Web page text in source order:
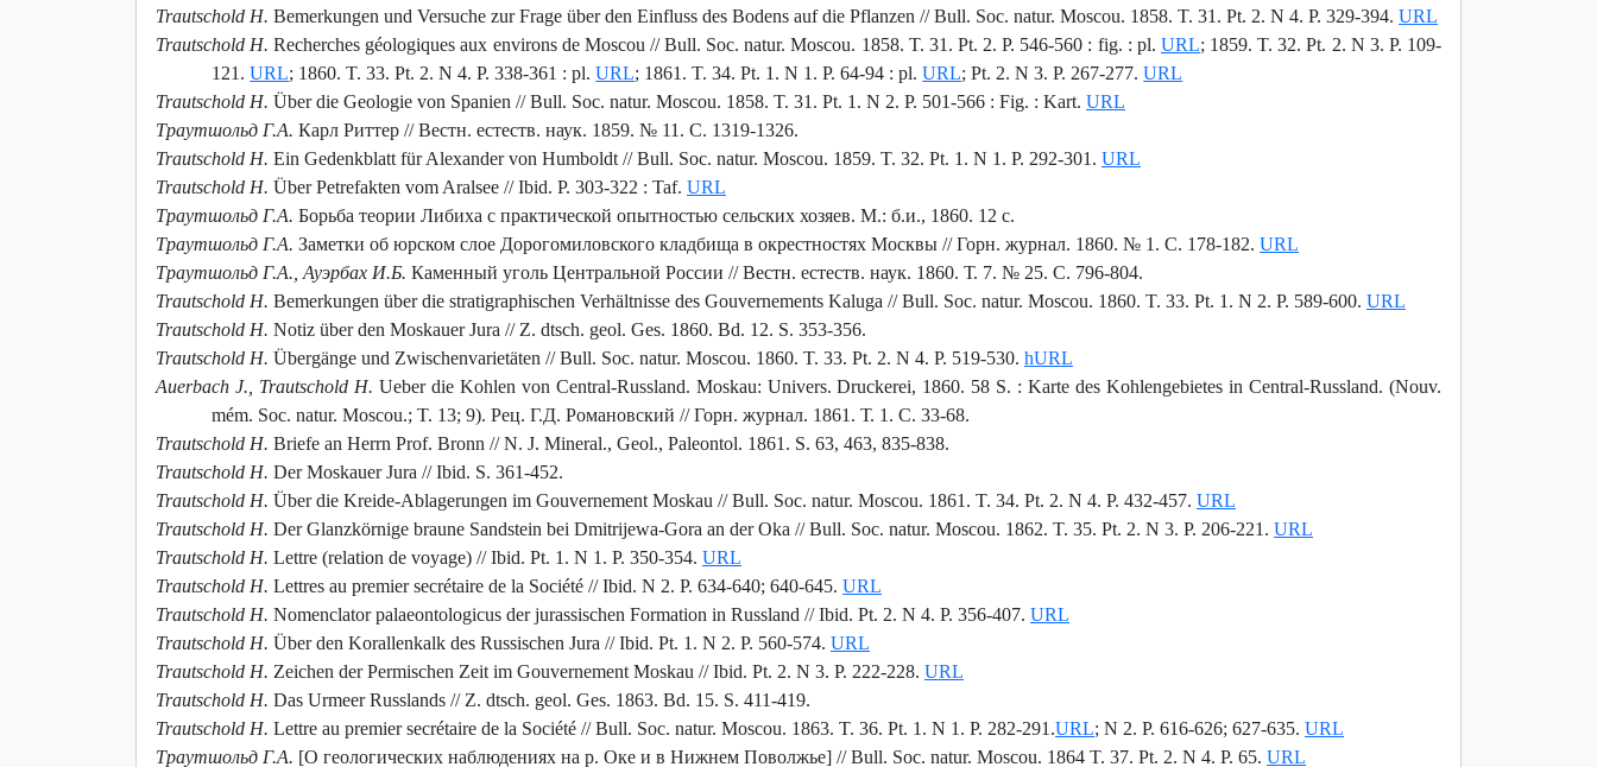
Trautschold H. Bemerkungen und Versuche zur Frage über den Einfluss des Bodens auf die Pflanzen // Bull. Soc. natur. Moscou. 1858. T. 31. Pt. 2. N 4. P. 329-394. URL
Trautschold H. Recherches géologiques aux environs de Moscou // Bull. Soc. natur. Moscou. 1858. T. 31. Pt. 2. P. 546-560 : fig. : pl. URL; 1859. T. 32. Pt. 2. N 3. P. 109-
121.URL; 1860. T. 33. Pt. 2. N 4. P. 338-361 : pl.URL; 1861. T. 34. Pt. 1. N 1. P. 64-94 : pl.URL; Pt. 2. N 3. P. 267-277.URL
Trautschold H. Über die Geologie von Spanien // Bull. Soc. natur. Moscou. 1858. T. 31. Pt. 1. N 2. P. 501-566 : Fig. : Kart. URL
Траутшольд Г.А. Карл Риттер // Вестн. естеств. наук. 1859. № 11. С. 1319-1326.
Trautschold H. Ein Gedenkblatt für Alexander von Humboldt // Bull. Soc. natur. Moscou. 1859. T. 32. Pt. 1. N 1. P. 292-301. URL
Trautschold H. Über Petrefakten vom Aralsee // Ibid. P. 303-322 : Taf. URL
Траутшольд Г.А. Борьба теории Либиха с практической опытностью сельских хозяев. М.: б.и., 1860. 12 с.
Траутшольд Г.А. Заметки об юрском слое Дорогомиловского кладбища в окрестностях Москвы // Горн. журнал. 1860. № 1. С. 178-182. URL
Траутшольд Г.А., Ауэрбах И.Б. Каменный уголь Центральной России // Вестн. естеств. наук. 1860. Т. 7. № 25. С. 796-804.
Trautschold H. Bemerkungen über die stratigraphischen Verhältnisse des Gouvernements Kaluga // Bull. Soc. natur. Moscou. 1860. T. 33. Pt. 1. N 2. P. 589-600. URL
Trautschold H. Notiz über den Moskauer Jura // Z. dtsch. geol. Ges. 1860. Bd. 12. S. 353-356.
Trautschold H. Übergänge und Zwischenvarietäten // Bull. Soc. natur. Moscou. 1860. T. 33. Pt. 2. N 4. P. 519-530. hURL
Auerbach J., Trautschold H. Ueber die Kohlen von Central-Russland. Moskau: Univers. Druckerei, 1860. 58 S. : Karte des Kohlengebietes in Central-Russland. (Nouv.
mém. Soc. natur. Moscou.; T. 13; 9). Рец. Г.Д. Романовский // Горн. журнал. 1861. Т. 1. С. 33-68.
Trautschold H. Briefe an Herrn Prof. Bronn // N. J. Mineral., Geol., Paleontol. 1861. S. 63, 463, 835-838.
Trautschold H. Der Moskauer Jura // Ibid. S. 361-452.
Trautschold H. Über die Kreide-Ablagerungen im Gouvernement Moskau // Bull. Soc. natur. Moscou. 1861. T. 34. Pt. 2. N 4. P. 432-457. URL
Trautschold H. Der Glanzkörnige braune Sandstein bei Dmitrijewa-Gora an der Oka // Bull. Soc. natur. Moscou. 1862. T. 35. Pt. 2. N 3. P. 206-221. URL
Trautschold H. Lettre (relation de voyage) // Ibid. Pt. 1. N 1. P. 350-354. URL
Trautschold H. Lettres au premier secrétaire de la Société // Ibid. N 2. P. 634-640; 640-645. URL
Trautschold H. Nomenclator palaeontologicus der jurassischen Formation in Russland // Ibid. Pt. 2. N 4. P. 356-407. URL
Trautschold H. Über den Korallenkalk des Russischen Jura // Ibid. Pt. 1. N 2. P. 560-574. URL
Trautschold H. Zeichen der Permischen Zeit im Gouvernement Moskau // Ibid. Pt. 2. N 3. P. 222-228. URL
Trautschold H. Das Urmeer Russlands // Z. dtsch. geol. Ges. 1863. Bd. 15. S. 411-419.
Trautschold H. Lettre au premier secrétaire de la Société // Bull. Soc. natur. Moscou. 1863. T. 36. Pt. 1. N 1. P. 282-291.URL; N 2. P. 616-626; 627-635. URL
Траутшольд Г.А. [О геологических наблюдениях на р. Оке и в Нижнем Поволжье] // Bull. Soc. natur. Moscou. 1864 T. 37. Pt. 2. N 4. P. 65. URL